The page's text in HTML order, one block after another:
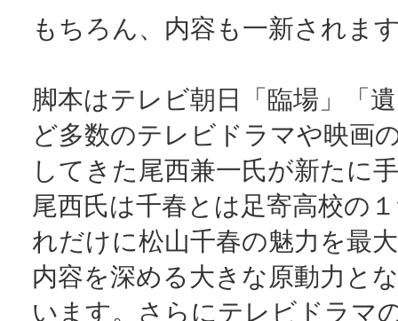
もちろん、内容も一新されま
脚本はテレビ朝日「臨場」「
ど多数のテレビドラマや映画
してきた尾西兼一氏が新たに
尾西氏は千春とは足寄高校の
れだけに松山千春の魅力を最
内容を深める大きな原動力と
います。さらにテレビドラマ